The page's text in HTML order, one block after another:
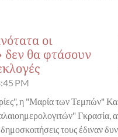
οι
θα φτάσουν
PM
η "Μαρία των Τεμπών"
Γκρασία,
τους έδιναν